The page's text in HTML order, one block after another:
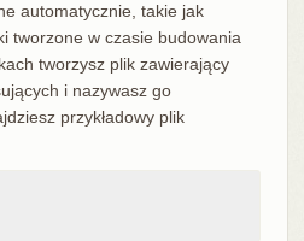
automatycznie, takie jak
tworzone w czasie budowania
tworzysz plik zawierający
i nazywasz go
przykładowy plik